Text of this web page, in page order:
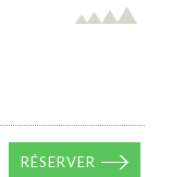
RÉSERVER